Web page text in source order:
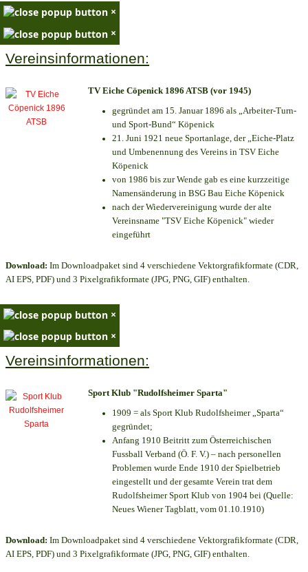
×
×
Vereinsinformationen:
TV Eiche Cöpenick 1896 ATSB (vor 1945)
gegründet am 15. Januar 1896 als „Arbeiter-Turn-
und Sport-Bund“ Köpenick
21. Juni 1921 neue Sportanlage, der „Eiche-Platz
und Umbenennung des Vereins in TSV Eiche
Köpenick
von 1986 bis zur Wende gab es eine kurzzeitige
Namensänderung in BSG Bau Eiche Köpenick
nach der Wiedervereinigung wurde der alte
Vereinsname "TSV Eiche Köpenick" wieder
eingeführt
Download: Im Downloadpaket sind 4 verschiedene Vektorgrafikformate (CDR,
AI EPS, PDF) und 3 Pixelgrafikformate (JPG, PNG, GIF) enthalten.
×
×
Vereinsinformationen:
Sport Klub "Rudolfsheimer Sparta"
1909 = als Sport Klub Rudolfsheimer „Sparta“
gegründet;
Anfang 1910 Beitritt zum Österreichischen
Fussball Verband (Ö. F. V.) – nach personellen
Problemen wurde Ende 1910 der Spielbetrieb
eingestellt und der gesamte Verein trat dem
Rudolfsheimer Sport Klub von 1904 bei (Quelle:
Neues Wiener Tagblatt, vom 01.10.1910)
Download: Im Downloadpaket sind 4 verschiedene Vektorgrafikformate (CDR,
AI EPS, PDF) und 3 Pixelgrafikformate (JPG, PNG, GIF) enthalten.